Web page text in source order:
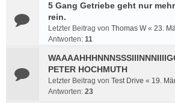
5 Gang Getriebe geht nur
rein.
Letzter Beitrag von Thomas W« 23.
Antworten: 11
PETER HOCHMUTH
Letzter Beitrag von Test Drive « 19.
Antworten: 23